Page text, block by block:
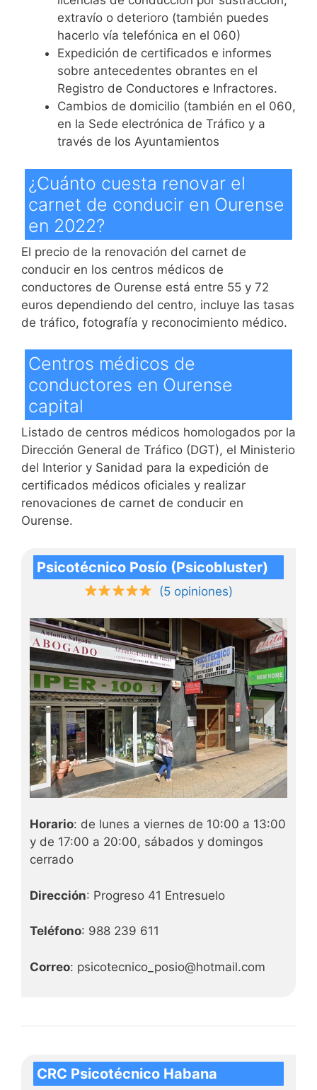
extravío o deterioro (también puedes
hacerlo vía telefónica en el 060)
Expedición de certificados e informes
sobre antecedentes obrantes en el
Registro de Conductores e Infractores.
Cambios de domicilio (también en el 060,
en la Sede electrónica de Tráfico y a
través de los Ayuntamientos
¿Cuánto cuesta renovar el
carnet de conducir en Ourense
en 2022?
El precio de la renovación del carnet de
conducir en los centros médicos de
conductores de Ourense está entre 55 y 72
euros dependiendo del centro, incluye las tasas
de tráfico, fotografía y reconocimiento médico.
Centros médicos de
conductores en Ourense
capital
Listado de centros médicos homologados por la
Dirección General de Tráfico (DGT), el Ministerio
del Interior y Sanidad para la expedición de
certificados médicos oficiales y realizar
renovaciones de carnet de conducir en
Ourense.
Psicotécnico Posío (Psicobluster)
(5 opiniones)
Horario: de lunes a viernes de 10:00 a 13:00
y de 17:00 a 20:00, sábados y domingos
cerrado
Dirección: Progreso 41 Entresuelo
Teléfono: 988 239 611
Correo: psicotecnico_posio@hotmail.com
CRC Psicotécnico Habana